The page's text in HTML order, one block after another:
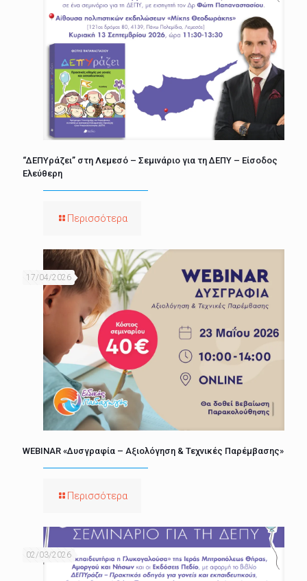
“ΔΕΠΥράζει” στη Λεμεσό – Σεμινάριο για τη ΔΕΠΥ – Είσοδος
Ελεύθερη
Περισσότερα
17/04/2026
WEBINAR «Δυσγραφία – Αξιολόγηση & Τεχνικές Παρέμβασης»
Περισσότερα
02/03/2026